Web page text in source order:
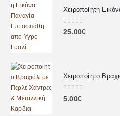
0out of 5
25.00€
0 out of 5
5.00€